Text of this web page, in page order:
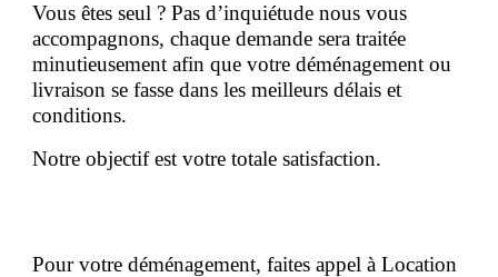
Vous êtes seul ? Pas d’inquiétude nous vous
accompagnons, chaque demande sera traitée
minutieusement afin que votre déménagement ou
livraison se fasse dans les meilleurs délais et
conditions.
Notre objectif est votre totale satisfaction.
Pour votre déménagement, faites appel à Location